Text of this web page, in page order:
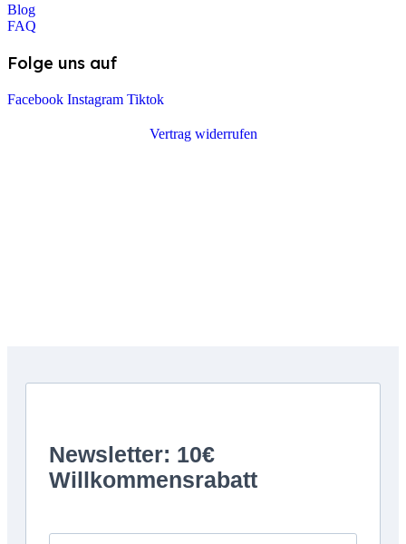
Blog
FAQ
Folge uns auf
Facebook Instagram Tiktok
Vertrag widerrufen